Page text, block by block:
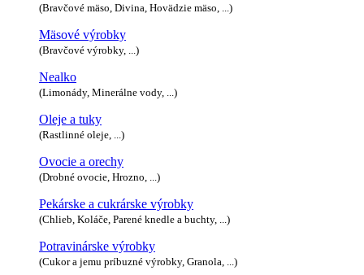
(Bravčové mäso, Divina, Hovädzie mäso, ...)
Mäsové výrobky
(Bravčové výrobky, ...)
Nealko
(Limonády, Minerálne vody, ...)
Oleje a tuky
(Rastlinné oleje, ...)
Ovocie a orechy
(Drobné ovocie, Hrozno, ...)
Pekárske a cukrárske výrobky
(Chlieb, Koláče, Parené knedle a buchty, ...)
Potravinárske výrobky
(Cukor a jemu príbuzné výrobky, Granola, ...)